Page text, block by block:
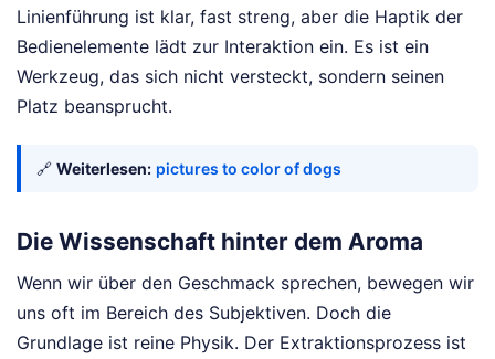
Linienführung ist klar, fast streng, aber die Haptik der
Bedienelemente lädt zur Interaktion ein. Es ist ein
Werkzeug, das sich nicht versteckt, sondern seinen
Platz beansprucht.
🔗 Weiterlesen: pictures to color of dogs
Die Wissenschaft hinter dem Aroma
Wenn wir über den Geschmack sprechen, bewegen wir
uns oft im Bereich des Subjektiven. Doch die
Grundlage ist reine Physik. Der Extraktionsprozess ist